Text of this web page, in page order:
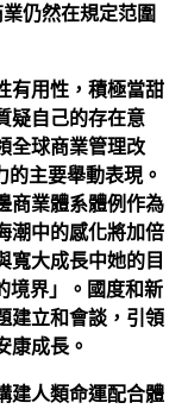
仍然在規定范圍
有用性，積極當甜
疑自己的存在意
全球商業管理改
的主要舉動表現。
商業體系體例作為
潮中的感化將加倍
寬大成長中她的目
境界」。國度和新
建立和會談，引領
康成長。
建人類命運配合體